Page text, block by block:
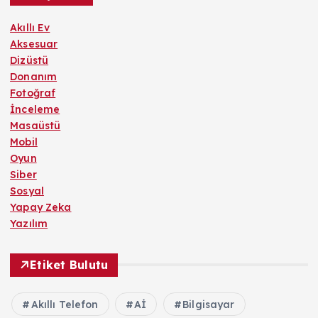
Akıllı Ev
Aksesuar
Dizüstü
Donanım
Fotoğraf
İnceleme
Masaüstü
Mobil
Oyun
Siber
Sosyal
Yapay Zeka
Yazılım
Etiket Bulutu
Akıllı Telefon Aİ Bilgisayar